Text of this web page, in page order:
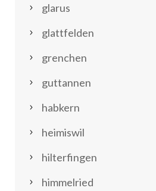
glarus
glattfelden
grenchen
guttannen
habkern
heimiswil
hilterfingen
himmelried